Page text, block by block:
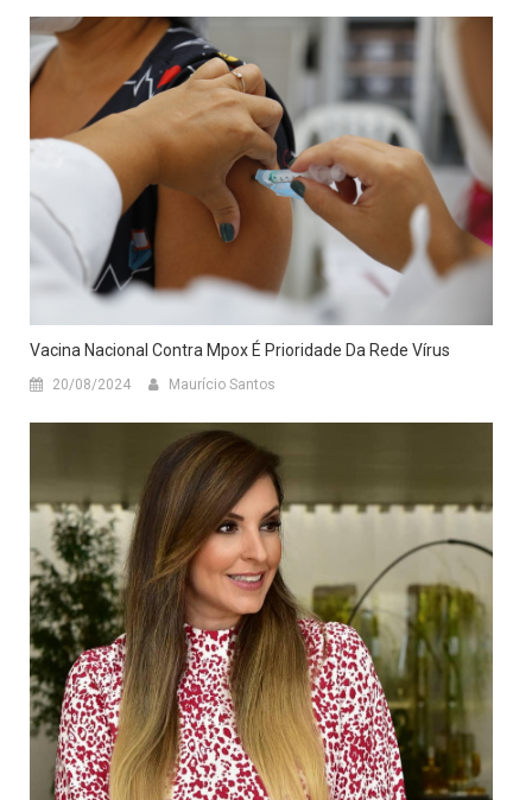
Vacina Nacional Contra Mpox É Prioridade Da Rede Vírus
20/08/2024 Maurício Santos